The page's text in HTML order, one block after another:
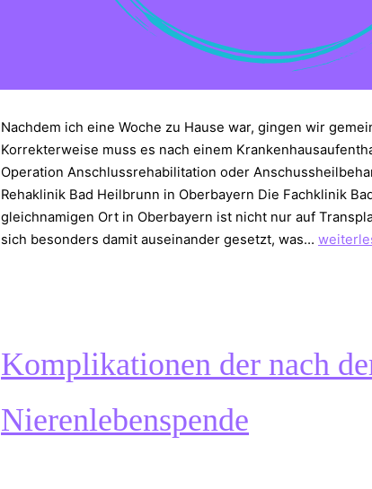
Nachdem ich eine Woche zu Hause war, gingen wir
Korrekterweise muss es nach einem
Operation Anschlussrehabilitation oder
Rehaklinik Bad Heilbrunn in Oberbayern Die Fachklinik
gleichnamigen Ort in Oberbayern ist nicht nur auf
sich besonders damit auseinander gesetzt, was… Reha
Komplikationen der nach
Nierenlebenspende